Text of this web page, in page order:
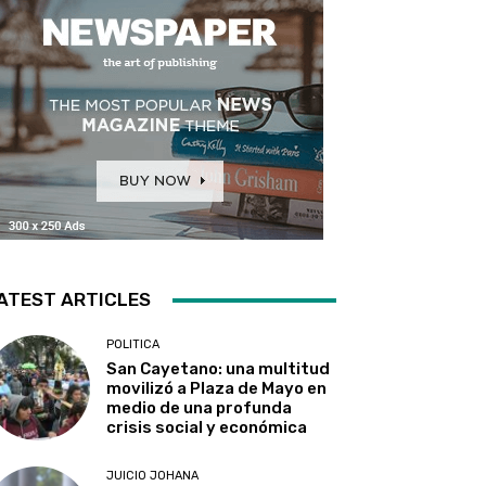
ARTICLES
POLITICA
San Cayetano: una multitud
movilizó a Plaza de Mayo en
medio de una profunda
crisis social y económica
JUICIO JOHANA